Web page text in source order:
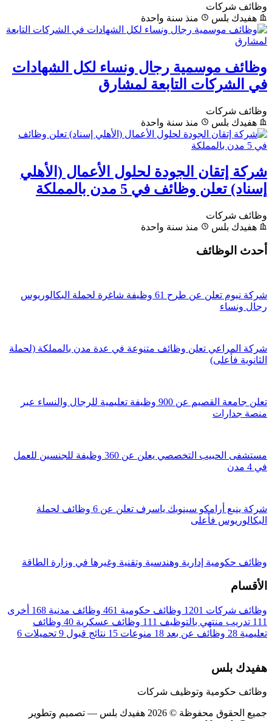
وظائف شركات
هفيدك بلس
منذ سنة واحدة
وظائف موسمية رجال ونساء لكل الشهادات
في الشركات التابعة لمشارق
وظائف شركات
هفيدك بلس
منذ سنة واحدة
شركة إتقان الجودة لحلول الأعمال (الأهلي
إسناد) تعلن وظائف في 5 مدن بالمملكة
وظائف شركات
هفيدك بلس
منذ سنة واحدة
أحدث الوظائف
شركة نيوم تعلن عن طرح 61 وظيفة شاغرة لحملة البكالوريوس
رجال ونساء
شركة المراعي تعلن وظائف متنوعة في عدة مدن بالمملكة (لحملة
الثانوية فأعلى)
تعلن جامعة القصيم عن 900 وظيفة تعليمية للرجال والنساء عبر
منصة جدارات
مستشفى الحبيب التخصصي يعلن عن 360 وظيفة للجنسين للعمل
في 4 مدن
شركة ينبع أرامكو سينوبك ياسرف تعلن عن 6 وظائف لحملة
البكالوريوس فأعلى
وظائف حكومية إدارية وهندسية وتقنية وغيرها في وزارة الطاقة
الأقسام
وظائف شركات 1201 وظائف حكومية 461 وظائف مدنية 168 أخرى
111 تدريب منتهي بالتوظيف 111 وظائف عسكرية 40 وظائف
تعليمية 28 وظائف عن بعد 18 منوعات 15 نتائج قبول 9 تحميلات 6
هفيدك بلس
وظائف حكومية وتوظيف شركات
جميع الحقوق محفوظة © 2026 هفيدك بلس
— تصميم وتطوير